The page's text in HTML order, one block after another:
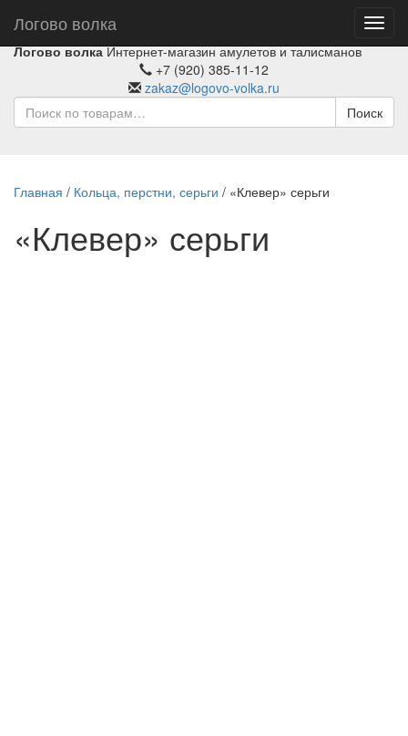
Логово волка
Логово волка Интернет-магазин амулетов и талисманов
+7 (920) 385-11-12
zakaz@logovo-volka.ru
Поиск
Главная / Кольца, перстни, серьги / «Клевер» серьги
«Клевер» серьги